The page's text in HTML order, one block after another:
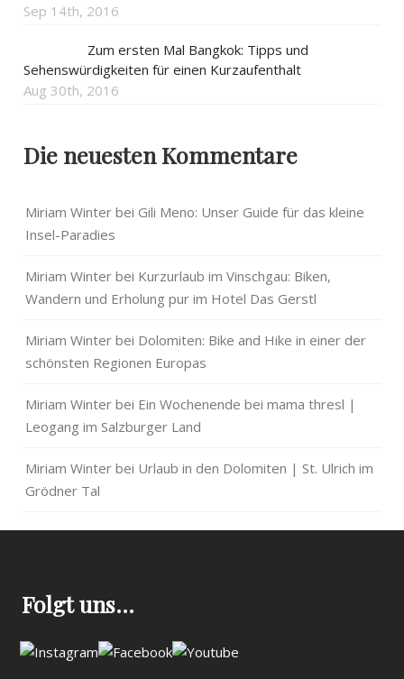
Sep 14th, 2016
Zum ersten Mal Bangkok: Tipps und
Sehenswürdigkeiten für einen Kurzaufenthalt
Aug 30th, 2016
Die neuesten Kommentare
Miriam Winter bei Gili Meno: Unser Guide für das kleine
Insel-Paradies
Miriam Winter bei Kurzurlaub im Vinschgau: Biken,
Wandern und Erholung pur im Hotel Das Gerstl
Miriam Winter bei Dolomiten: Bike and Hike in einer der
schönsten Regionen Europas
Miriam Winter bei Ein Wochenende bei mama thresl |
Leogang im Salzburger Land
Miriam Winter bei Urlaub in den Dolomiten | St. Ulrich im
Grödner Tal
Folgt uns…